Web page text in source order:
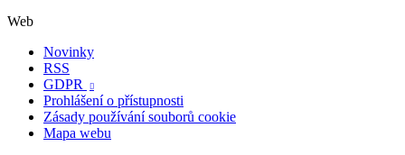
Web
Novinky
RSS
GDPR

Prohlášení o přístupnosti
Zásady používání souborů cookie
Mapa webu